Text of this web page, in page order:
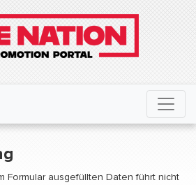
Formular ausgefüllten Daten führt nicht